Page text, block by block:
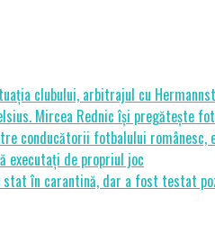
clubului, arbitrajul cu
Mircea Rednic își pregătește
conducătorii fotbalului românesc,
executați de propriul joc
stat în carantină, dar a fost testat